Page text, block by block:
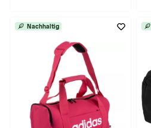
Nachhaltig